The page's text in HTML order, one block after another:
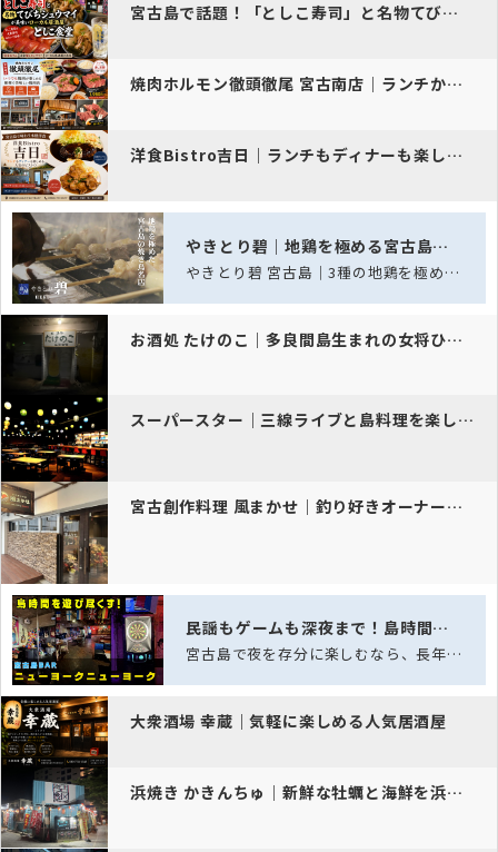
宮古島で話題！「としこ寿司」と名物てびちシュウマイが美味いローカル居…
焼肉ホルモン徹頭徹尾 宮古南店｜ランチからディナーまで通し営業で楽し…
洋食Bistro吉日｜ランチもディナーも楽しめる本格洋食店
お酒処 たけのこ｜多良間島生まれの女将ひとみちゃんが迎える、西里のあ…
スーパースター｜三線ライブと島料理を楽しむ宮古島の大型居酒屋
宮古創作料理 風まかせ｜釣り好きオーナーが営む本格創作居酒屋
大衆酒場 幸蔵｜気軽に楽しめる人気居酒屋
浜焼き かきんちゅ｜新鮮な牡蠣と海鮮を浜焼きで楽しむ宮古島の夜の一軒
やきとり碧｜地鶏を極める宮古島の焼鳥処
やきとり碧 宮古島｜3種の地鶏を極める、宮古島の焼き鳥名店
民謡もゲームも深夜まで！島時間を遊び尽くす、老舗スポーツバー「ニュー…
宮古島で夜を存分に楽しむなら、長年愛され続ける老舗スポーツバー「ニューヨークニュ…